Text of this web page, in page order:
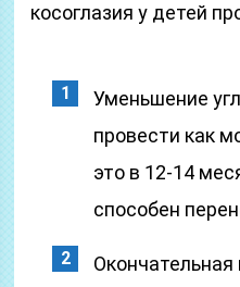
косоглазия у детей
Уменьшение
провести как
это в 12-14
способен
Окончательная